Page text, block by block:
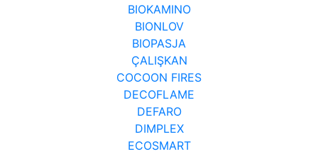
BIOKAMINO
BIONLOV
BIOPASJA
ÇALIŞKAN
COCOON FIRES
DECOFLAME
DEFARO
DIMPLEX
ECOSMART